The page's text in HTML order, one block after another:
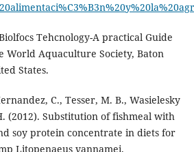
Tehcnology-A practical Guide
World Aquaculture Society, Baton
States.
C., Tesser, M. B., Wasielesky
(2012). Substitution of fishmeal with
soy protein concentrate in diets for
Litopenaeus vannamei.